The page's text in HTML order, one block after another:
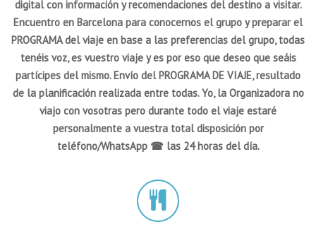
digital con información y recomendaciones del destino a visitar.
Encuentro en Barcelona para conocernos el grupo y preparar el
PROGRAMA del viaje en base a las preferencias del grupo, todas
tenéis voz, es vuestro viaje y es por eso que deseo que seáis
partícipes del mismo. Envío del PROGRAMA DE VIAJE, resultado
de la planificación realizada entre todas. Yo, la Organizadora no
viajo con vosotras pero durante todo el viaje estaré
personalmente a vuestra total disposición por
teléfono/WhatsApp ☎ las 24 horas del día.